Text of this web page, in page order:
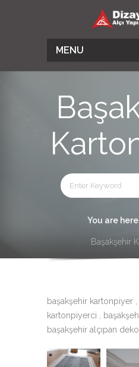
MENU
You are
Başakşehir
başakşehir kartonpiyer
kartonpiyerci ,
başakşehir alçıpan